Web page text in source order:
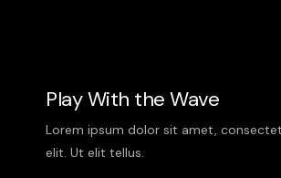
Play With the Wave
Lorem ipsum dolor sit amet,
elit. Ut elit tellus.